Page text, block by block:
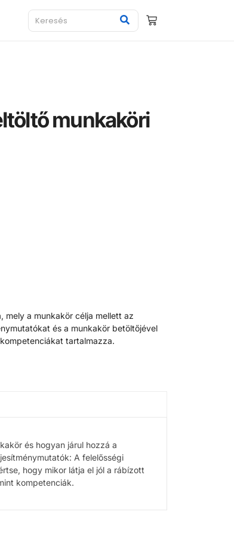
munkaköri
mely a munkakör célja mellett az
és a munkakör betöltőjével
tartalmazza.
és hogyan járul hozzá a
A felelősségi
hogy mikor látja el jól a rábízott
kompetenciák.